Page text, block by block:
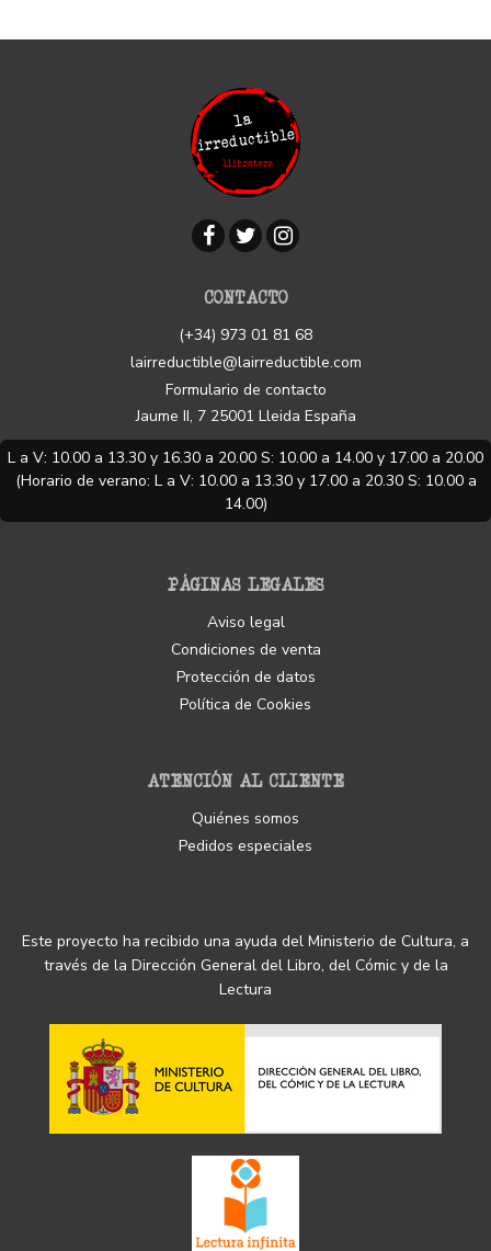
CONTACTO
(+34) 973 01 81 68
lairreductible@lairreductible.com
Formulario de contacto
Jaume II, 7 25001 Lleida España
L a V: 10.00 a 13.30 y 16.30 a 20.00 S: 10.00 a 14.00 y 17.00 a 20.00
(Horario de verano: L a V: 10.00 a 13.30 y 17.00 a 20.30 S: 10.00 a
14.00)
PÁGINAS LEGALES
Aviso legal
Condiciones de venta
Protección de datos
Política de Cookies
ATENCIÓN AL CLIENTE
Quiénes somos
Pedidos especiales
Este proyecto ha recibido una ayuda del Ministerio de Cultura, a
través de la Dirección General del Libro, del Cómic y de la
Lectura